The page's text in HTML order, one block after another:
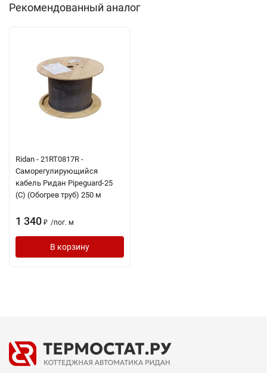
Рекомендованный аналог
Ridan - 21RT0817R -
Саморегулирующийся
кабель Ридан Pipeguard-25
(С) (Обогрев труб) 250 м
1 340 ₽ /пог. м
В корзину